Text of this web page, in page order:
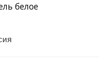
белое